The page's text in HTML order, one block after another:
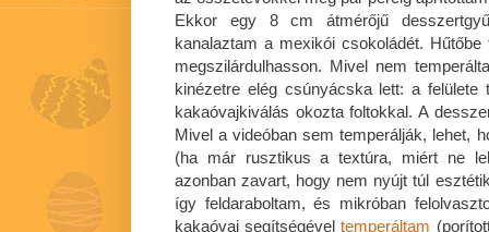
Ekkor egy 8 cm átmérőjű
kanalaztam a mexikói csokoládét.
megszilárdulhasson. Mivel nem
kinézetre elég csúnyácska lett: a felülete
kakaóvajkiválás okozta foltokkal. A
Mivel a videóban sem temperálják, lehet,
(ha már rusztikus a textúra, miért ne
azonban zavart, hogy nem nyújt túl
így feldaraboltam, és mikróban
kakaóvaj segítségéveltemperáltam